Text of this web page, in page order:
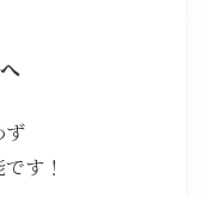
ず
す！